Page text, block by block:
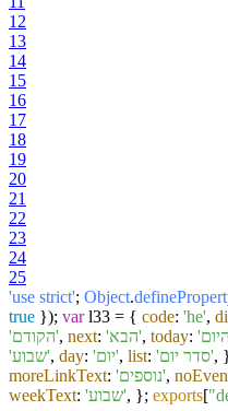
12
13
14
15
16
17
18
19
20
21
22
23
24
25
'use strict'; Object.
true }); varl33 = { code: 'he',
'הקודם', next: 'הבא', today:
'שבוע', day: 'יום', list: 'סדר יום',
moreLinkText: 'נוספים',
weekText: 'שבוע', }; exports[